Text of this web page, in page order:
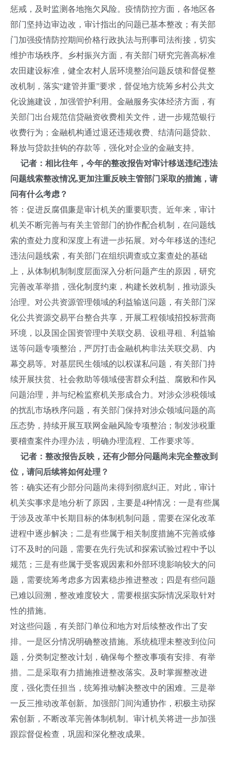
惩戒，及时监测各地拖欠风险。疫情防控方面，各地区各
部门坚持边审边改，审计指出的问题已基本整改；有关部
门加强疫情防控期间价格行政执法与刑事司法衔接，切实
维护市场秩序。乡村振兴方面，有关部门研究完善高标准
农田建设标准，健全农村人居环境整治问题反馈和督促整
改机制，落实“建管并重”要求，督促地方统筹乡村公共文
化设施建设，加强管护利用。金融服务实体经济方面，有
关部门出台规范信贷融资收费相关文件，进一步规范银行
收费行为；金融机构通过退还违规收费、结清问题贷款、
释放与贷款挂钩的存款等，强化对企业的金融支持。
记者：相比往年，今年的整改报告对审计移送违纪违法
问题线索整改情况,更加注重反映主管部门采取的措施，请
问有什么考虑？
答：促进反腐倡廉是审计机关的重要职责。近年来，审计
机关不断完善与有关主管部门的协作配合机制，在问题线
索的查处力度和深度上有进一步拓展。对今年移送的违纪
违法问题线索，有关部门在组织调查或立案查处的基础
上，从体制机制制度层面深入分析问题产生的原因，研究
完善改革举措，强化制度约束，构建长效机制，推动源头
治理。对公共资源管理领域的利益输送问题，有关部门深
化公共资源交易平台整合共享，开展工程领域招投标营商
环境，以及国企国资管理中关联交易、设租寻租、利益输
送等问题专项整治，严厉打击金融机构非法关联交易、内
幕交易等。对基层民生领域的以权谋私问题，有关部门持
续开展扶贫、社会救助等领域侵害群众利益、腐败和作风
问题治理，并与纪检监察机关形成合力。对涉众涉税领域
的扰乱市场秩序问题，有关部门保持对涉众领域问题的高
压态势，持续开展互联网金融风险专项整治；制发涉税重
要稽查案件办理办法，明确办理流程、工作要求等。
记者：整改报告反映，还有少部分问题尚未完全整改到
位，请问后续将如何处理？
答：确实还有少部分问题尚未得到彻底纠正。对此，审计
机关实事求是地分析了原因，主要是4种情况：一是有些属
于涉及改革中长期目标的体制机制问题，需要在深化改革
进程中逐步解决；二是有些属于相关制度措施不完善或修
订不及时的问题，需要在先行先试和探索试验过程中予以
规范；三是有些属于受客观因素和外部环境影响较大的问
题，需要统筹考虑多方因素稳步推进整改；四是有些问题
已难以回溯，整改难度较大，需要根据实际情况采取针对
性的措施。
对这些问题，有关部门单位和地方对后续整改作出了安
排。一是区分情况明确整改措施。系统梳理未整改到位问
题，分类制定整改计划，确保每个整改事项有安排、有举
措。二是采取有力措施推进整改落实。及时掌握整改进
度，强化责任担当，统筹推动解决整改中的困难。三是举
一反三推动改革创新。加强部门间沟通协作，积极主动探
索创新，不断改革完善体制机制。审计机关将进一步加强
跟踪督促检查，巩固和深化整改成果。